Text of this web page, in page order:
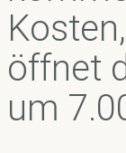
öffnet
um